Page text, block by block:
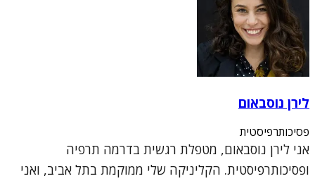
לירן נוסבאום
פסיכותרפיסטית
אני לירן נוסבאום, מטפלת רגשית בדרמה תרפיה
ופסיכותרפיסטית. הקליניקה שלי ממוקמת בתל אביב, ואני